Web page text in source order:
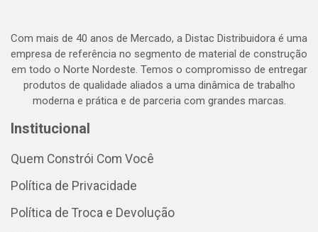
Com mais de 40 anos de Mercado, a Distac Distribuidora é uma
empresa de referência no segmento de material de construção
em todo o Norte Nordeste. Temos o compromisso de entregar
produtos de qualidade aliados a uma dinâmica de trabalho
moderna e prática e de parceria com grandes marcas.
Institucional
Quem Constrói Com Você
Política de Privacidade
Política de Troca e Devolução